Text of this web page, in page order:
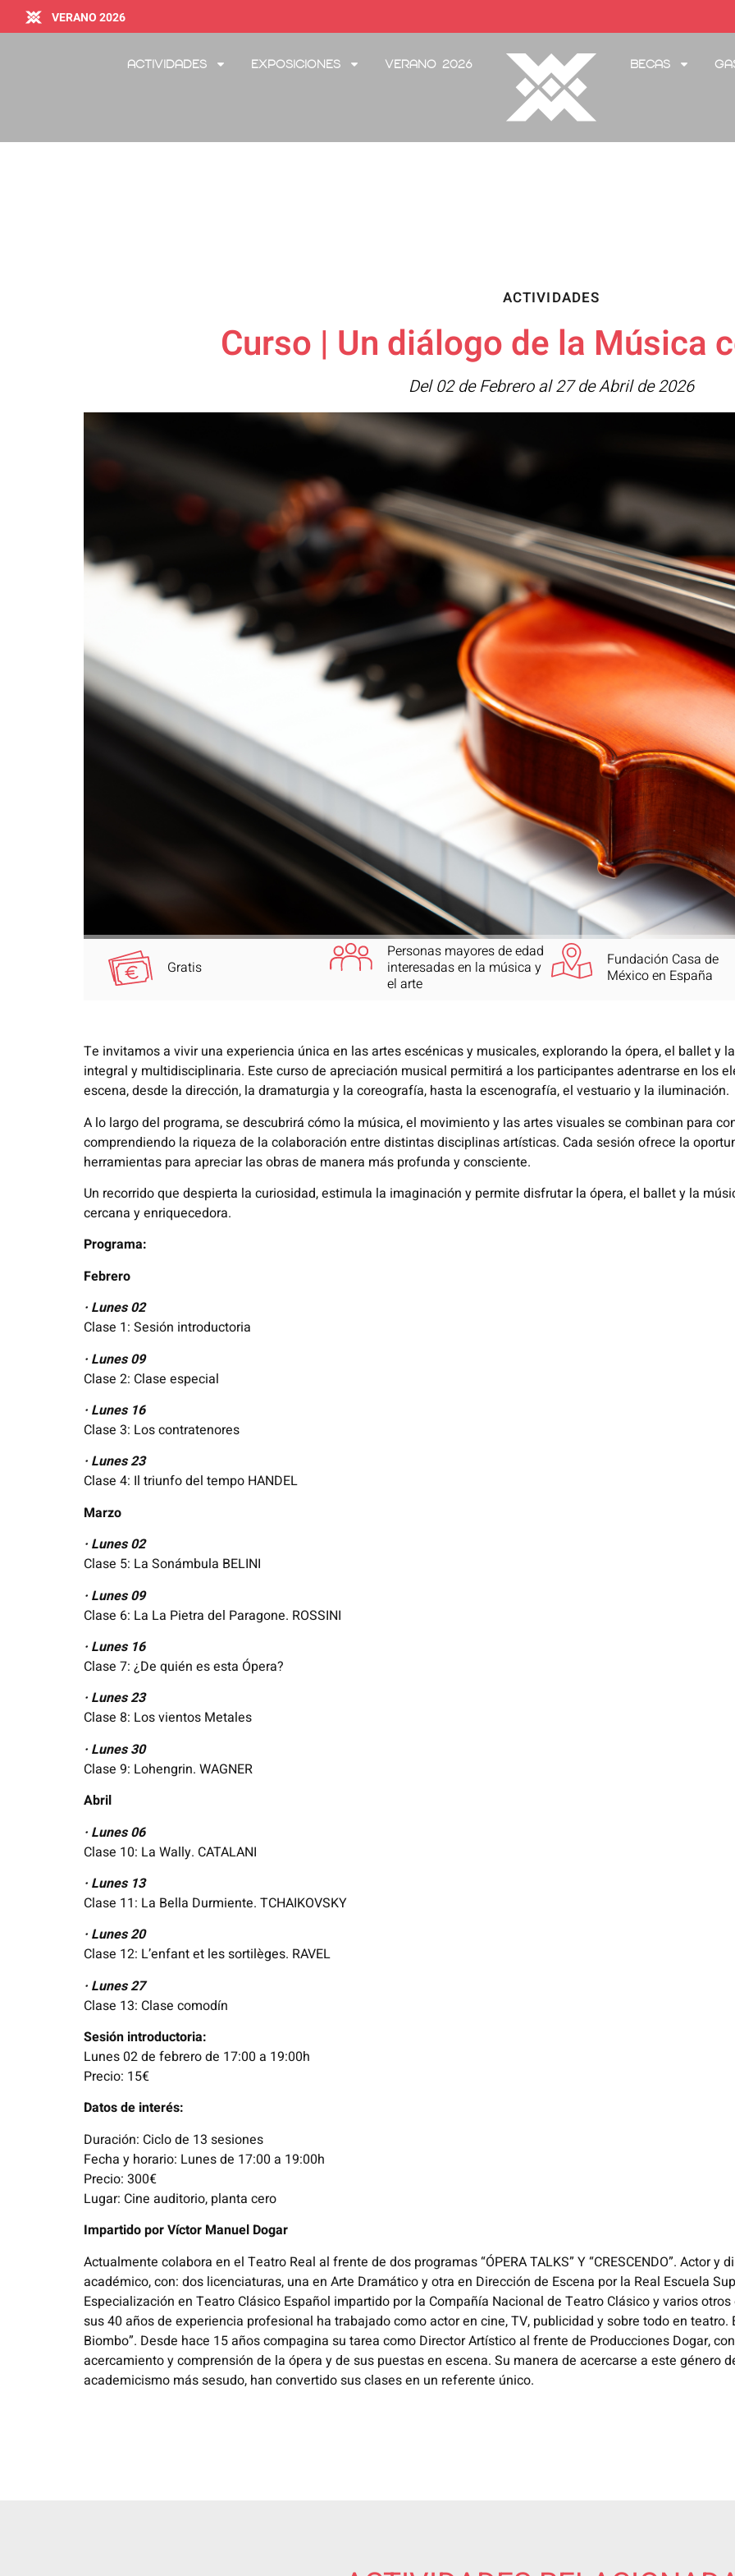
VERANO 2026
Actividades Exposiciones Verano 2026 Becas
ACTIVIDADES
Curso | Un diálogo de la Música
Del 02 de Febrero al 27 de Abril de 2026
Gratis
Personas mayores de edad
interesadas en la música y
el arte
Fundación Casa de
México en España
Te invitamos a vivir una experiencia única en las artes escénicas y musicales, explorando la ópera, el ballet y
integral y multidisciplinaria. Este curso de apreciación musical permitirá a los participantes adentrarse en los
escena, desde la dirección, la dramaturgia y la coreografía, hasta la escenografía, el vestuario y la iluminación.
A lo largo del programa, se descubrirá cómo la música, el movimiento y las artes visuales se combinan para
comprendiendo la riqueza de la colaboración entre distintas disciplinas artísticas. Cada sesión ofrece la
herramientas para apreciar las obras de manera más profunda y consciente.
Un recorrido que despierta la curiosidad, estimula la imaginación y permite disfrutar la ópera, el ballet y la
cercana y enriquecedora.
Programa:
Febrero
· Lunes 02
Clase 1: Sesión introductoria
· Lunes 09
Clase 2: Clase especial
· Lunes 16
Clase 3: Los contratenores
· Lunes 23
Clase 4: Il triunfo del tempo HANDEL
Marzo
· Lunes 02
Clase 5: La Sonámbula BELINI
· Lunes 09
Clase 6: La La Pietra del Paragone. ROSSINI
· Lunes 16
Clase 7: ¿De quién es esta Ópera?
· Lunes 23
Clase 8: Los vientos Metales
· Lunes 30
Clase 9: Lohengrin. WAGNER
Abril
· Lunes 06
Clase 10: La Wally. CATALANI
· Lunes 13
Clase 11: La Bella Durmiente. TCHAIKOVSKY
· Lunes 20
Clase 12: L’enfant et les sortilèges. RAVEL
· Lunes 27
Clase 13: Clase comodín
Sesión introductoria:
Lunes 02 de febrero de 17:00 a 19:00h
Precio: 15€
Datos de interés:
Duración: Ciclo de 13 sesiones
Fecha y horario: Lunes de 17:00 a 19:00h
Precio: 300€
Lugar: Cine auditorio, planta cero
Impartido por Víctor Manuel Dogar
Actualmente colabora en el Teatro Real al frente de dos programas “ÓPERA TALKS” Y “CRESCENDO”. Actor
académico, con: dos licenciaturas, una en Arte Dramático y otra en Dirección de Escena por la Real Escuela
Especialización en Teatro Clásico Español impartido por la Compañía Nacional de Teatro Clásico y varios
sus 40 años de experiencia profesional ha trabajado como actor en cine, TV, publicidad y sobre todo en
Biombo”. Desde hace 15 años compagina su tarea como Director Artístico al frente de Producciones Dogar,
acercamiento y comprensión de la ópera y de sus puestas en escena. Su manera de acercarse a este género
academicismo más sesudo, han convertido sus clases en un referente único.